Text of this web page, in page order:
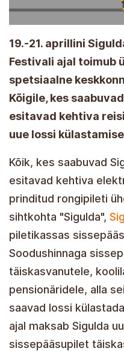
19.-21. aprillini
Festivali ajal toimub
spetsiaalne
Kõigile, kes
esitavad kehtiva
uue lossi
Kõik, kes saabuvad
esitavad kehtiva
prinditud rongipileti
sihtkohta "Sigulda",
piletikassas
Soodushinnaga
täiskasvanutele,
pensionäridele, alla
saavad lossi
ajal maksab Sigulda
sissepääsupilet